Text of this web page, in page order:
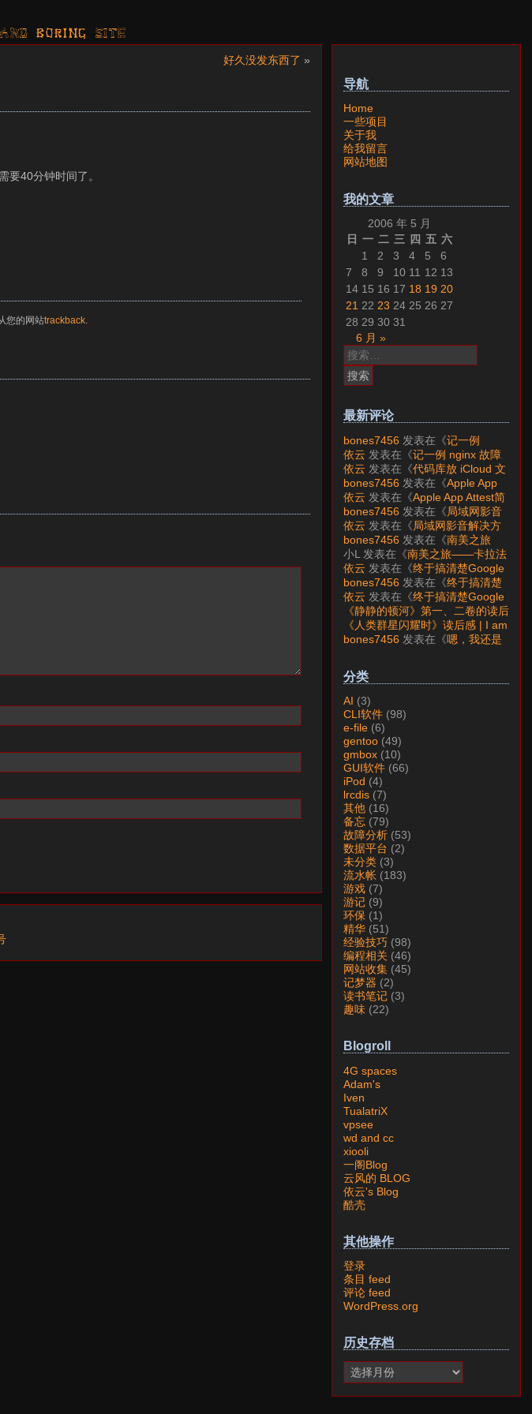
boring SITE
好久没发东西了 »
要40分钟时间了。
您的网站trackback
导航
Home
一些项目
关于我
给我留言
网站地图
我的文章
2006 年 5 月
日 一 二 三 四 五 六
1
2 3 4 5
6
7
8 9 10 11 12 13
14 15 16 17 18 19 20
21 22 23 24 25 26 27
28 29 30 31
6 月 »
搜
索：
最新评论
bones7456 发表在《记一例
nginx 故障分析》
依云 发表在《记一例 nginx 故障
分析 》
依云 发表在《代码库放 iCloud 文
件夹会怎样？》
bones7456 发表在《Apple App
Attest简介》
依云 发表在《Apple App Attest简
介》
bones7456 发表在《局域网影音
解决方案——Jellyfin》
依云 发表在《局域网影音解决方
案——Jellyfin》
bones7456 发表在《南美之旅
——卡拉法特看莫雷诺大冰川》
小L 发表在《南美之旅——卡拉法
特看莫雷诺大冰川》
依云 发表在《终于搞清楚Google
账号的所属国家的逻辑了》
bones7456 发表在《终于搞清楚
Google账号的所属国家的逻辑
了》
依云 发表在《终于搞清楚Google
账号的所属国家的逻辑了》
《静静的顿河》第一、二卷的读后
感 | I am LAZY bones?发表在
《《人类群星闪耀时》读后感》
《人类群星闪耀时》读后感 | I am
LAZY bones?发表在《
《显微镜
bones7456 发表在《嗯，我还是
分类
AI (3)
CLI软件 (98)
e-file (6)
gentoo (49)
gmbox (10)
GUI软件 (66)
iPod (4)
lrcdis (7)
其他 (16)
备忘 (79)
故障分析 (53)
数据平台 (2)
未分类 (3)
流水帐 (183)
游戏 (7)
游记 (9)
环保 (1)
精华 (51)
经验技巧 (98)
编程相关 (46)
网站收集 (45)
记梦器 (2)
读书笔记 (3)
趣味 (22)
Blogroll
4G spaces
Adam's
Iven
TualatriX
vpsee
wd and cc
xiooli
一阁Blog
云风的 BLOG
依云's Blog
酷壳
其他操作
登录
条目 feed
评论 feed
WordPress.org
历史存档